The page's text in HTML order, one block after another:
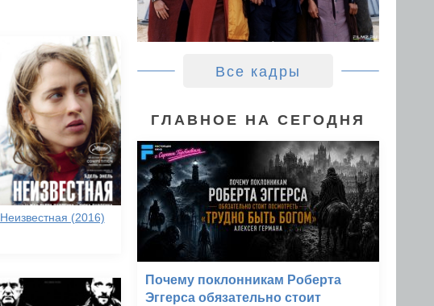
Неизвестная (2016)
Все кадры
ГЛАВНОЕ НА СЕГОДНЯ
Почему поклонникам Роберта
Эггерса обязательно стоит